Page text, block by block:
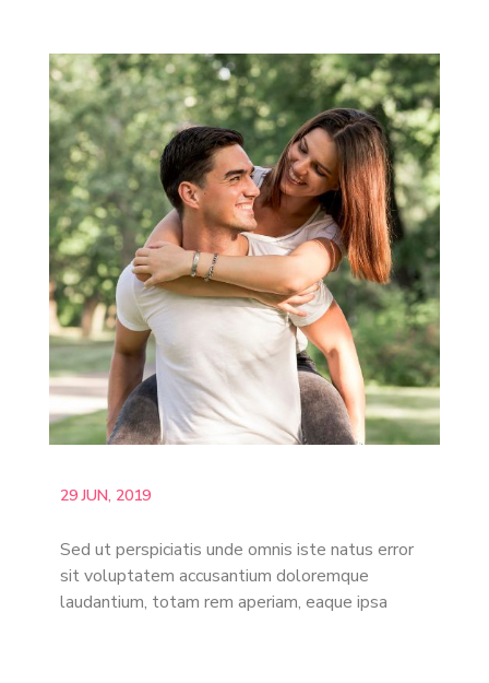
29 JUN, 2019
Sed ut perspiciatis unde omnis iste natus error
sit voluptatem accusantium doloremque
laudantium, totam rem aperiam, eaque ipsa